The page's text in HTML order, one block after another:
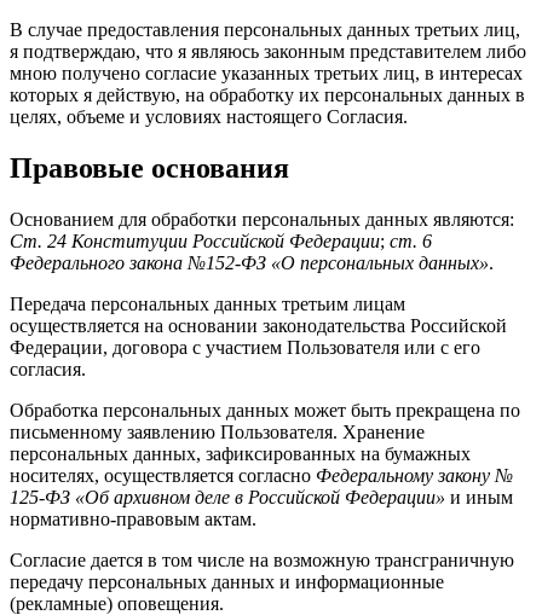
В случае предоставления персональных данных третьих лиц,
я подтверждаю, что я являюсь законным представителем либо
мною получено согласие указанных третьих лиц, в интересах
которых я действую, на обработку их персональных данных в
целях, объеме и условиях настоящего Согласия.
Правовые основания
Основанием для обработки персональных данных являются:
Ст. 24 Конституции Российской Федерации; ст. 6
Федерального закона №152-ФЗ «О персональных данных».
Передача персональных данных третьим лицам
осуществляется на основании законодательства Российской
Федерации, договора с участием Пользователя или с его
согласия.
Обработка персональных данных может быть прекращена по
письменному заявлению Пользователя. Хранение
персональных данных, зафиксированных на бумажных
носителях, осуществляется согласно Федеральному закону №
125-ФЗ «Об архивном деле в Российской Федерации» и иным
нормативно-правовым актам.
Согласие дается в том числе на возможную трансграничную
передачу персональных данных и информационные
(рекламные) оповещения.